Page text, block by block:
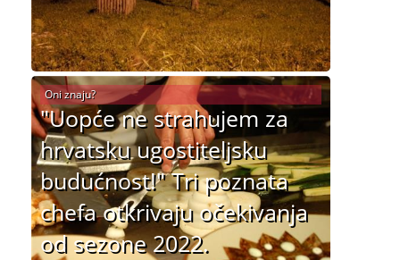
"Uopće ne strahujem za
hrvatsku ugostiteljsku
budućnost!" Tri poznata
chefa otkrivaju očekivanja
od sezone 2022.
Oni znaju?